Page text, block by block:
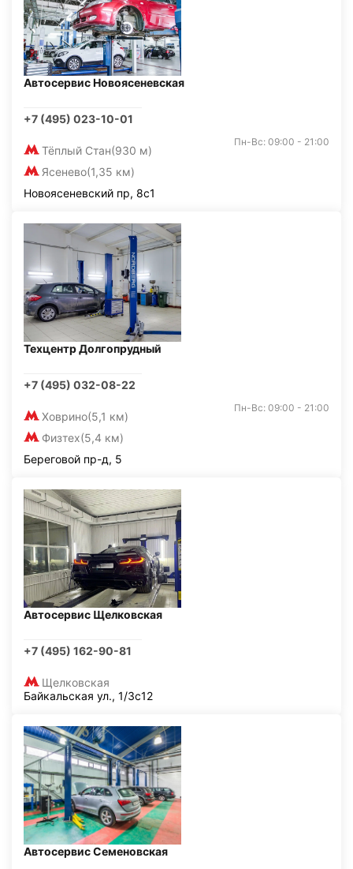
Автосервис Новоясеневская
+7 (495) 023-10-01
Тёплый Стан(930 м)
Ясенево(1,35 км)
Пн-Вс: 09:00 - 21:00
Новоясеневский пр, 8с1
Техцентр Долгопрудный
+7 (495) 032-08-22
Ховрино(5,1 км)
Физтех(5,4 км)
Пн-Вс: 09:00 - 21:00
Береговой пр-д, 5
Автосервис Щелковская
+7 (495) 162-90-81
Щелковская
Байкальская ул., 1/3с12
Автосервис Семеновская